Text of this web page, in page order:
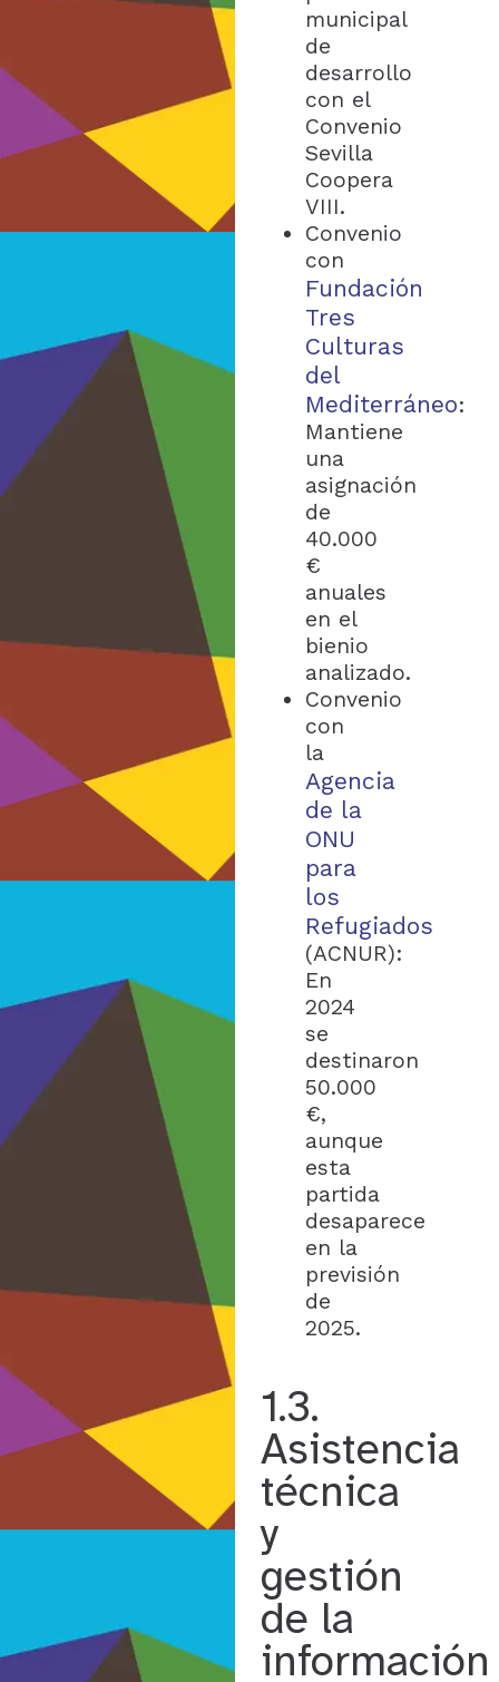
municipal
de
desarrollo
con el
Convenio
Sevilla
Coopera
VIII.
Convenio
con
Fundación
Tres
Culturas
del
Mediterráneo:
Mantiene
una
asignación
de
40.000
€
anuales
en el
bienio
analizado.
Convenio
con
la
Agencia
de la
ONU
para
los
Refugiados
(ACNUR):
En
2024
se
destinaron
50.000
€,
aunque
esta
partida
desaparece
en la
previsión
de
2025.
1.3.
Asistencia
técnica
y
gestión
de la
información